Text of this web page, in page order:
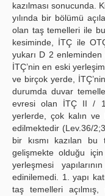
kazılması sonucunda.
yılında bir bölümü
olan taş temelleri ile
kesiminde, İTÇ ile
yukarı D 2
İTÇ’nin en eski
ve birçok yerde,
durumda duvar
evresi olan İTÇ II / 1
yerlerde, çok kalın
edilmektedir (Lev.36/
bir kısmı kazılan bu
gelişmekte olduğu
yerleşmesi
edinilemedi. 1. yapı
taş temelleri